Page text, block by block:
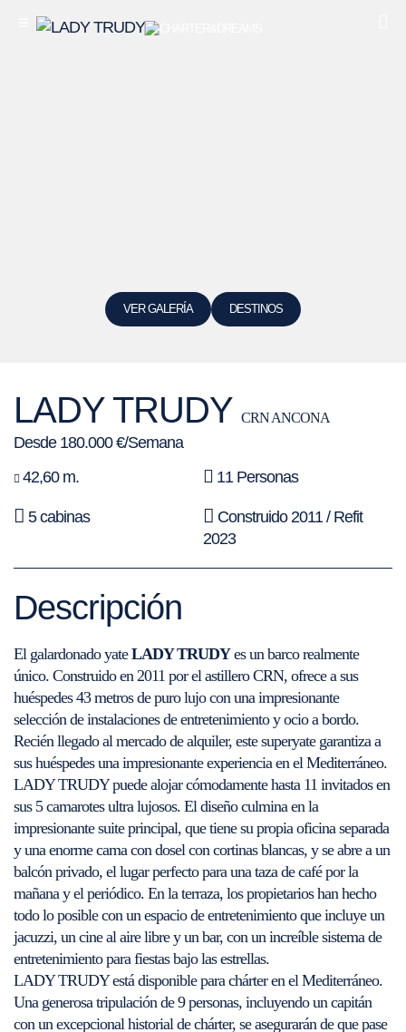
VER GALERÍA DESTINOS
LADY TRUDY CRN ANCONA
Desde 180.000 €/Semana
42,60 m.
11 Personas
5 cabinas
Construido 2011 / Refit
2023
Descripción
El galardonado yateLADY TRUDYes un barco realmente
único. Construido en 2011 por el astillero CRN, ofrece a sus
huéspedes 43 metros de puro lujo con una impresionante
selección de instalaciones de entretenimiento y ocio a bordo.
Recién llegado al mercado de alquiler, este superyate garantiza a
sus huéspedes una impresionante experiencia en el Mediterráneo.
LADY TRUDY puede alojar cómodamente hasta 11 invitados en
sus 5 camarotes ultra lujosos. El diseño culmina en la
impresionante suite principal, que tiene su propia oficina separada
y una enorme cama con dosel con cortinas blancas, y se abre a un
balcón privado, el lugar perfecto para una taza de café por la
mañana y el periódico. En la terraza, los propietarios han hecho
todo lo posible con un espacio de entretenimiento que incluye un
jacuzzi, un cine al aire libre y un bar, con un increíble sistema de
entretenimiento para fiestas bajo las estrellas.
LADY TRUDY está disponible para chárter en el Mediterráneo.
Una generosa tripulación de 9 personas, incluyendo un capitán
con un excepcional historial de chárter, se asegurarán de que pase